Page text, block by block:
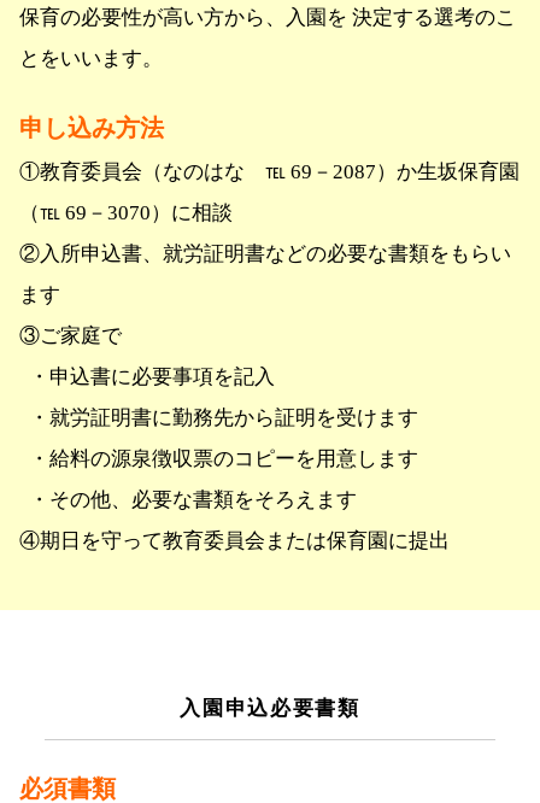
保育の必要性が高い方から、入園を 決定する選考のこ
とをいいます。
申し込み方法
①教育委員会（なのはな ℡ 69－2087）か生坂保育園
（℡ 69－3070）に相談
②入所申込書、就労証明書などの必要な書類をもらい
ます
③ご家庭で
・申込書に必要事項を記入
・就労証明書に勤務先から証明を受けます
・給料の源泉徴収票のコピーを用意します
・その他、必要な書類をそろえます
④期日を守って教育委員会または保育園に提出
入園申込必要書類
必須書類